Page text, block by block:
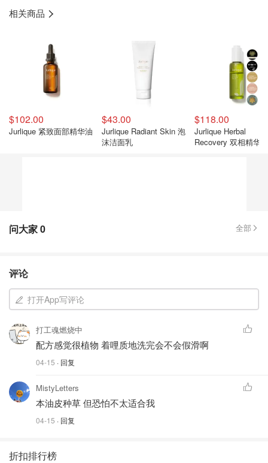
相关商品
$102.00
Jurlique 紧致面部精华油
$43.00
Jurlique Radiant Skin 泡
沫洁面乳
$118.00
Jurlique Herbal
Recovery 双相精华
问大家0 全部
评论
打开App写评论
打工魂燃烧中
配方感觉很植物 着哩质地洗完会不会假滑啊
04-15 · 回复
MistyLetters
本油皮种草 但恐怕不太适合我
04-15 · 回复
折扣排行榜